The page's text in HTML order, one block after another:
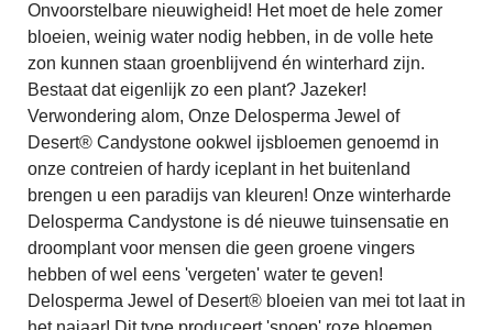
Onvoorstelbare nieuwigheid! Het moet de hele zomer
bloeien, weinig water nodig hebben, in de volle hete
zon kunnen staan groenblijvend én winterhard zijn.
Bestaat dat eigenlijk zo een plant? Jazeker!
Verwondering alom, Onze Delosperma Jewel of
Desert® Candystone ookwel ijsbloemen genoemd in
onze contreien of hardy iceplant in het buitenland
brengen u een paradijs van kleuren! Onze winterharde
Delosperma Candystone is dé nieuwe tuinsensatie en
droomplant voor mensen die geen groene vingers
hebben of wel eens 'vergeten' water te geven!
Delosperma Jewel of Desert® bloeien van mei tot laat in